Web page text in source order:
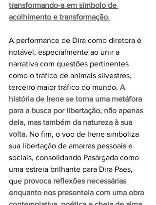
transformando-a em símbolo de
acolhimento e transformação.
A performance de Dira como diretora é
notável, especialmente ao unir a
narrativa com questões pertinentes
como o tráfico de animais silvestres,
terceiro maior tráfico do mundo. A
história de Irene se torna uma metáfora
para a busca por libertação, não apenas
dela, mas também da natureza à sua
volta. No fim, o voo de Irene simboliza
sua libertação de amarras pessoais e
sociais, consolidando Pasárgada como
uma estreia brilhante para Dira Paes,
que provoca reflexões necessárias
enquanto nos presenteia com uma obra